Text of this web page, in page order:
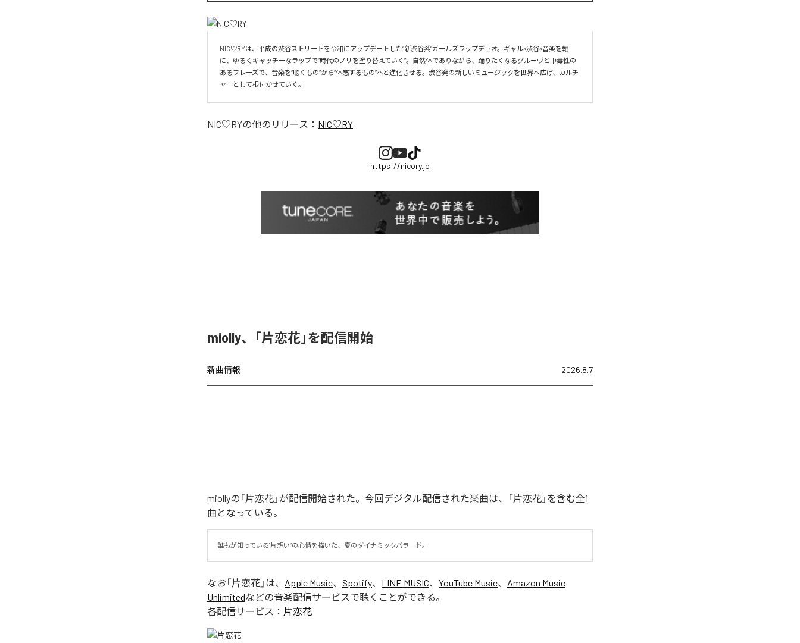
NIC♡RYは、平成の渋谷ストリートを令和にアップデートした“新渋谷系”ガールズラップデュオ。ギャル×渋谷×音楽を軸
に、ゆるくキャッチーなラップで“時代のノリを塗り替えていく”。自然体でありながら、踊りたくなるグルーヴと中毒性の
あるフレーズで、音楽を“聴くもの”から“体感するもの”へと進化させる。渋谷発の新しいミュージックを世界へ広げ、カルチ
ャーとして根付かせていく。
NIC♡RYの他のリリース： NIC♡RY
https://nicory.jp
miolly、「片恋花」を配信開始
新曲情報 2026.8.7
miollyの「片恋花」が配信開始された。今回デジタル配信された楽曲は、「片恋花」を含む全1
曲となっている。
誰もが知っている"片想い”の心情を描いた、夏のダイナミックバラード。
なお「片恋花 」は、 Apple Music、 Spotify、 LINE MUSIC、 YouTube Music、 Amazon Music
Unlimitedなどの音楽配信サービスで聴くことができる。
各配信サービス： 片恋花